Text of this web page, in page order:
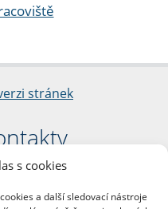
s cookies
a další sledovací nástroje
stránek
1/2